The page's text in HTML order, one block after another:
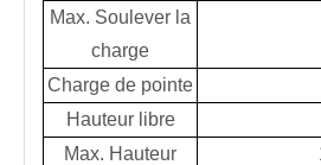
Max. Soulever la
charge
Charge de pointe
Hauteur libre
Max. Hauteur